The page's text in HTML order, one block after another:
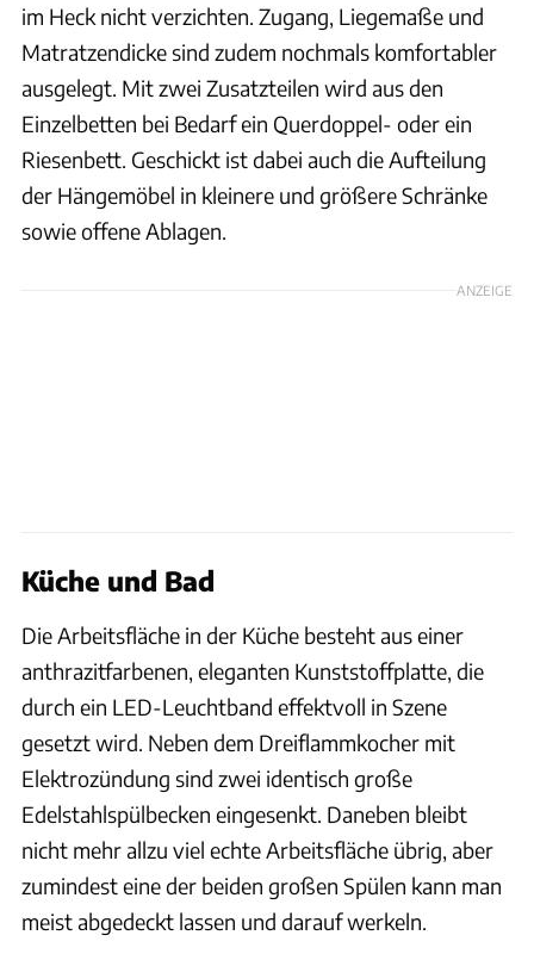
im Heck nicht verzichten. Zugang, Liegemaße und
Matratzendicke sind zudem nochmals komfortabler
ausgelegt. Mit zwei Zusatzteilen wird aus den
Einzelbetten bei Bedarf ein Querdoppel- oder ein
Riesenbett. Geschickt ist dabei auch die Aufteilung
der Hängemöbel in kleinere und größere Schränke
sowie offene Ablagen.
ANZEIGE
Küche und Bad
Die Arbeitsfläche in der Küche besteht aus einer
anthrazitfarbenen, eleganten Kunststoffplatte, die
durch ein LED-Leuchtband effektvoll in Szene
gesetzt wird. Neben dem Drei­flammkocher mit
Elektrozündung sind zwei identisch große
Edelstahlspülbecken eingesenkt. Daneben bleibt
nicht mehr allzu viel echte Arbeitsfläche übrig, aber
zumindest eine der beiden großen Spülen kann man
meist abgedeckt lassen und darauf werkeln.